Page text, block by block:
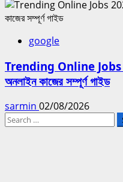
google
Trending Online Jobs
অনলাইন কাজের সম্পূর্ণ গাইড
sarmin 02/08/2026
Search